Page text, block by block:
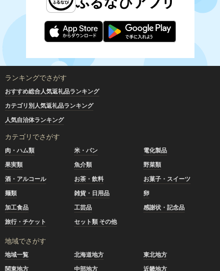
ランキングでさがす
おすすめ総合人気返礼品ランキング
カテゴリ別人気返礼品ランキング
人気自治体ランキング
カテゴリでさがす
肉・ハム類 米・パン
電化製品
果実類
魚介類
野菜類
酒・アルコール
お茶・飲料
お菓子・スイーツ
麺類
雑貨・日用品
卵
加工食品
工芸品
感謝状・記念品
旅行・チケット
セット類 その他
地域でさがす
地域一覧 北海道地方
東北地方
関東地方
中部地方
近畿地方